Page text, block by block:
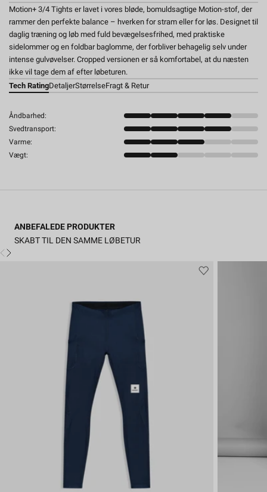
Motion+ 3/4 Tights er lavet i vores bløde, bomuldsagtige Motion-stof, der
rammer den perfekte balance – hverken for stram eller for løs. Designet til
daglig træning og løb med fuld bevægelsesfrihed, med praktiske
sidelommer og en foldbar baglomme, der forbliver behagelig selv under
intense gulvøvelser. Cropped versionen er så komfortabel, at du næsten
ikke vil tage dem af efter løbeturen.
Tech RatingDetaljerStørrelseFragt & Retur
Åndbarhed:
Svedtransport:
Varme:
Vægt:
ANBEFALEDE PRODUKTER
SKABT TIL DEN SAMME LØBETUR